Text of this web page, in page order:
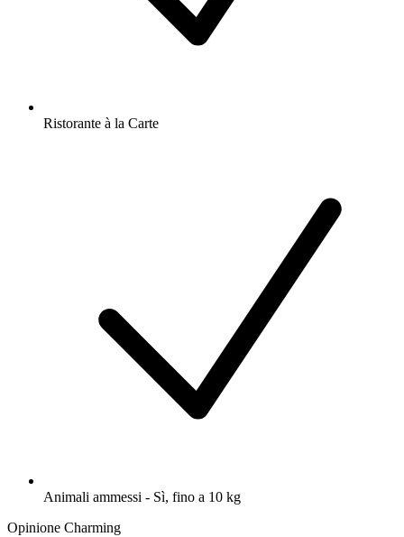
Ristorante à la Carte
Animali ammessi - Sì, fino a 10 kg
Opinione Charming